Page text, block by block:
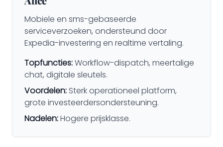
Mobiele en sms-gebaseerde
serviceverzoeken, ondersteund door
Expedia-investering en realtime vertaling.
Topfuncties:Workflow-dispatch, meertalige
chat, digitale sleutels.
Voordelen: Sterk operationeel platform,
grote investeerdersondersteuning.
Nadelen:Hogere prijsklasse.